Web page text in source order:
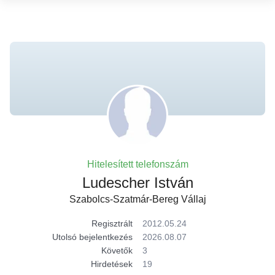
Hitelesített telefonszám
Ludescher István
Szabolcs-Szatmár-Bereg Vállaj
Regisztrált
2012.05.24
Utolsó bejelentkezés
2026.08.07
Követők
3
Hirdetések
19